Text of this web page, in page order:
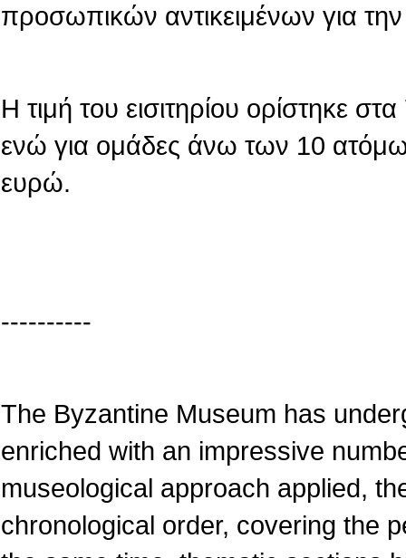
προσωπικών αντικειμένων για
Η τιμή του εισιτηρίου ορίστηκε
ενώ για ομάδες άνω των 10
ευρώ.
----------
The Byzantine Museum has
enriched with an impressive
museological approach applied,
chronological order, covering the